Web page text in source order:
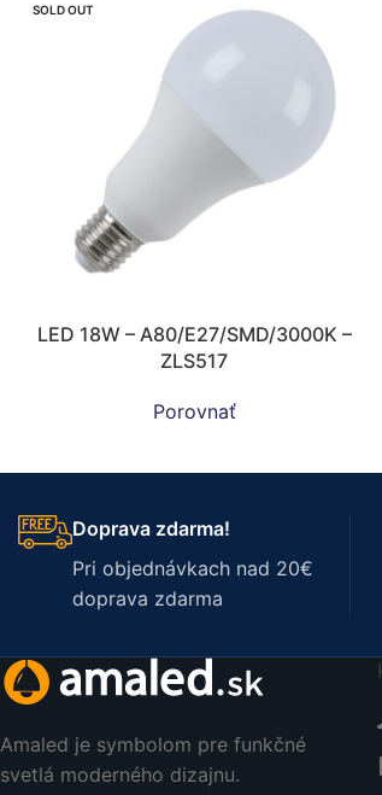
SOLD OUT
LED 18W – A80/E27/SMD/3000K –
ZLS517
Porovnať
Doprava zdarma!
Pri objednávkach nad 20€
doprava zdarma
Amaled je symbolom pre funkčné
svetlá moderného dizajnu.